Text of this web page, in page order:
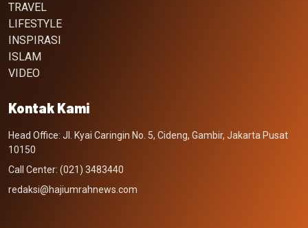
TRAVEL
LIFESTYLE
INSPIRASI
ISLAM
VIDEO
Kontak Kami
Head Office: Jl. Kyai Caringin No. 5, Cideng, Gambir, Jakarta Pusat
10150
Call Center: (021) 3483440
redaksi@hajiumrahnews.com